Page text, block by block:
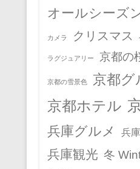
オールシーズ
カメラ クリスマス
ラグジュアリー 京都の
京都の雪景色 京都グ
京都ホテル
兵庫グルメ 兵
兵庫観光 冬